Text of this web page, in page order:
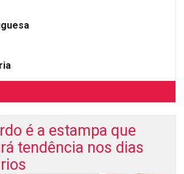
é a estampa que
tendência nos dias